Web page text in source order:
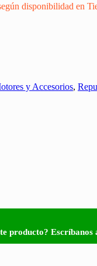
disponibilidad en
y Accesorios,
producto? Escríbanos